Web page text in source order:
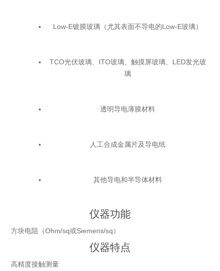
Low-E镀膜玻璃（尤其表面不导电的Low-E玻璃）
TCO光伏玻璃、ITO玻璃、触摸屏玻璃、LED发光玻
璃
透明导电薄膜材料
人工合成金属片及导电纸
其他导电和半导体材料
仪器功能
方块电阻（Ohm/sq或Siemens/sq）
仪器特点
高精度接触测量